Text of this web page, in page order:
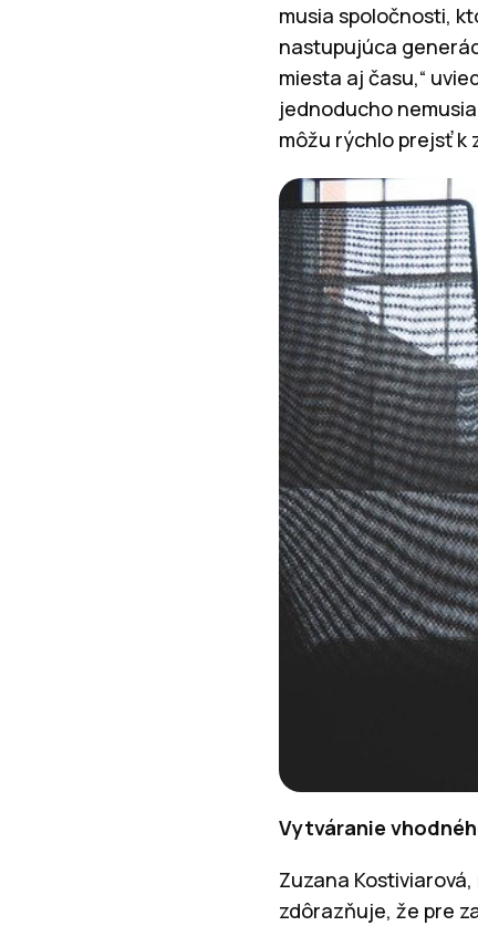
musia spoločnosti,
nastupujúca
miesta aj času,“
jednoducho
môžu rýchlo prejsť k
Vytváranie
Zuzana
zdôrazňuje, že pre